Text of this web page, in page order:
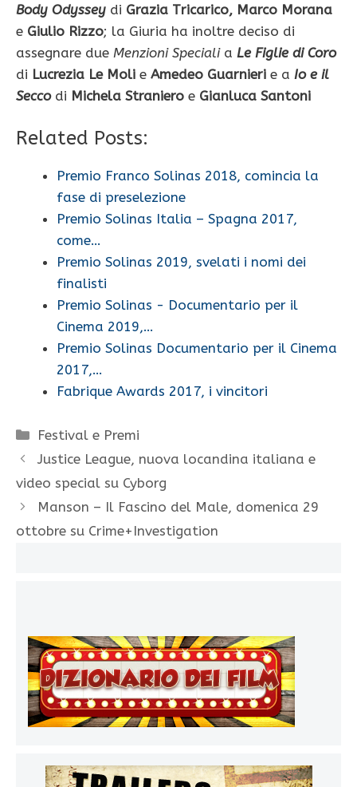
Body Odyssey di Grazia Tricarico, Marco Morana
e Giulio Rizzo; la Giuria ha inoltre deciso di
assegnare due Menzioni Specialia Le Figlie di Coro
di Lucrezia Le Moli e Amedeo Guarnieri e a Io e il
Seccodi Michela Straniero e Gianluca Santoni
Related Posts:
Premio Franco Solinas 2018, comincia la
fase di preselezione
Premio Solinas Italia – Spagna 2017,
come…
Premio Solinas 2019, svelati i nomi dei
finalisti
Premio Solinas - Documentario per il
Cinema 2019,…
Premio Solinas Documentario per il Cinema
2017,…
Fabrique Awards 2017, i vincitori
Categorie
Festival e Premi
Justice League, nuova locandina italiana e
video special su Cyborg
Manson – Il Fascino del Male, domenica 29
ottobre su Crime+Investigation